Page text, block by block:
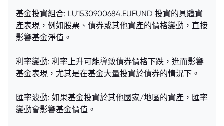
基金投資組合: LU1530900684.EUFUND 投資的具體資
產表現，例如股票、債券或其他資產的價格變動，直接
影響基金淨值。
利率變動: 利率上升可能導致債券價格下跌，進而影響
基金表現，尤其是在基金大量投資於債券的情況下。
匯率波動: 如果基金投資於其他國家/地區的資產，匯率
變動會影響基金價值。